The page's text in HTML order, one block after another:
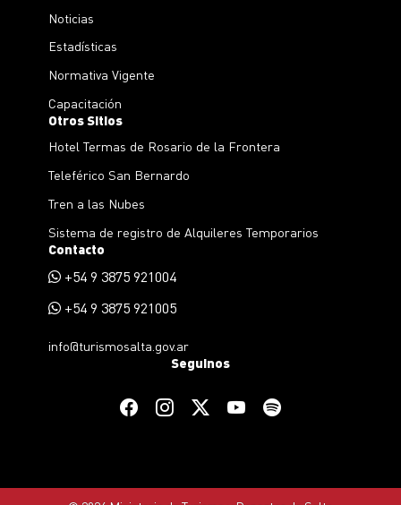
Noticias
Estadísticas
Normativa Vigente
Capacitación
Otros Sitios
Hotel Termas de Rosario de la Frontera
Teleférico San Bernardo
Tren a las Nubes
Sistema de registro de Alquileres Temporarios
Contacto
+54 9 3875 921004
+54 9 3875 921005
info@turismosalta.gov.ar
Seguinos